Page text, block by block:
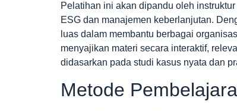
Pelatihan ini akan dipandu oleh
ESG dan manajemen keberlanjutan.
luas dalam membantu berbagai
menyajikan materi secara interaktif,
didasarkan pada studi kasus nyata dan
Metode